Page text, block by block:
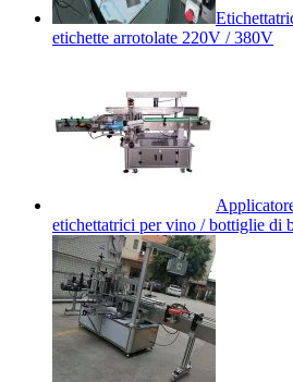
etichette arrotolate 220V / 380V
etichettatrici per vino / bottiglie di